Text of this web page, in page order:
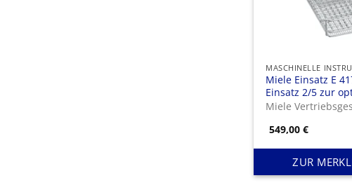
Miele Einsatz E
Einsatz 2/5 zur
Aufnahme von
549,00€
ZUR